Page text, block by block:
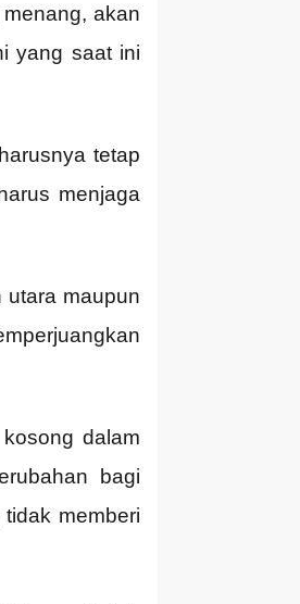
akan
yang saat ini
tetap
menjaga
utara maupun
dalam
bagi
memberi